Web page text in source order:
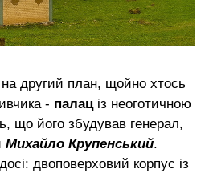
другий план, щойно хтось
- палац із неоготичною
що його збудував генерал,
Михайло Крупенський.
двоповерховий корпус із